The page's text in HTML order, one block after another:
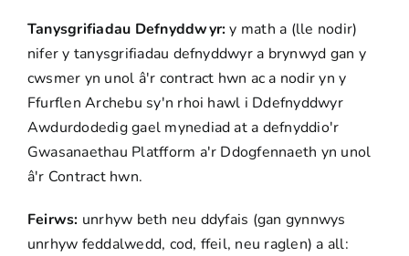
Tanysgrifiadau Defnyddwyr:y math a (lle nodir)
nifer y tanysgrifiadau defnyddwyr a brynwyd gan y
cwsmer yn unol â'r contract hwn ac a nodir yn y
Ffurflen Archebu sy'n rhoi hawl i Ddefnyddwyr
Awdurdodedig gael mynediad at a defnyddio'r
Gwasanaethau Platfform a'r Ddogfennaeth yn unol
â'r Contract hwn.
Feirws: unrhyw beth neu ddyfais (gan gynnwys
unrhyw feddalwedd, cod, ffeil, neu raglen) a all: